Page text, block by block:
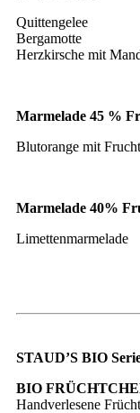
Quittengelee
Bergamotte
Herzkirsche mit
Marmelade 45 %
Blutorange mit
Marmelade 40%
Limettenmarmelade
STAUD’S BIO
BIO
Handverlesene